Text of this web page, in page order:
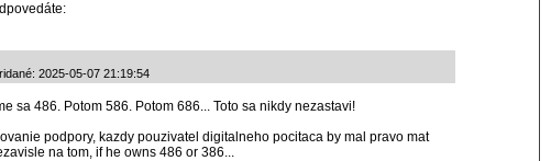
2025-05-07 21:19:54
sa 486. Potom 586. Potom 686... Toto sa nikdy nezastavi!
podpory, kazdy pouzivatel digitalneho pocitaca by mal pravo mat
na tom, if he owns 486 or 386...